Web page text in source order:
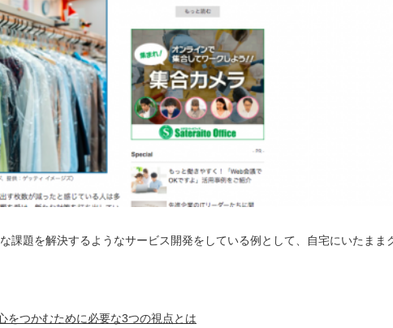
課題を解決するようなサービス開発をしている例として、自宅にいたまま
をつかむために必要な3つの視点とは